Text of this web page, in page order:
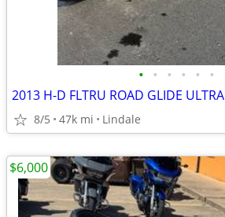
• • • • • •
2013 H-D FLTRU ROAD GLIDE ULTRA
8/5 47k mi Lindale
$6,000